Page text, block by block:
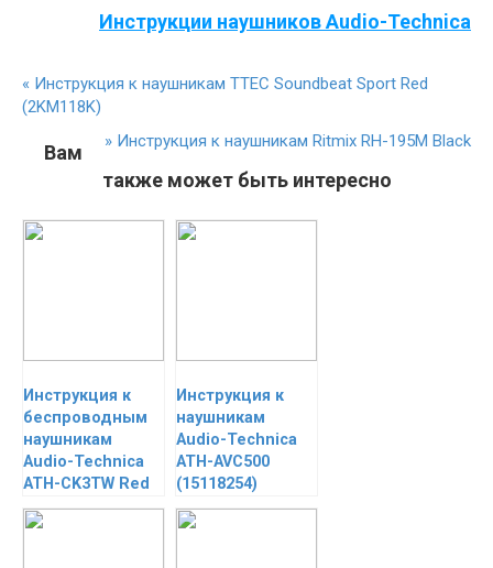
Инструкции наушников Audio-Technica
« Инструкция к наушникам TTEC Soundbeat Sport Red
(2KM118K)
» Инструкция к наушникам Ritmix RH-195M Black
Вам
также может быть интересно
Инструкция к
беспроводным
наушникам
Audio-Technica
ATH-CK3TW Red
Инструкция к
наушникам
Audio-Technica
ATH-AVC500
(15118254)